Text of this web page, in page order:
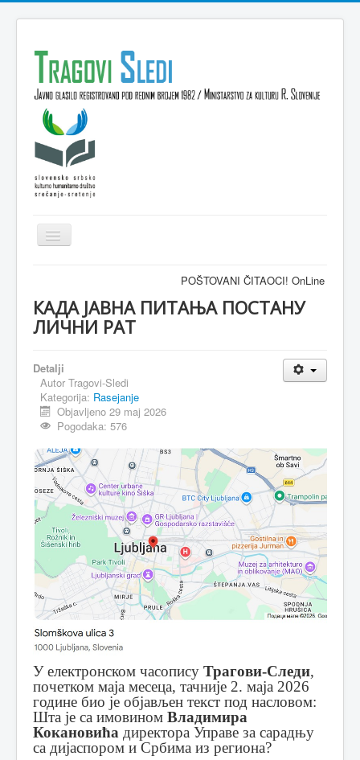
Isključi
navigaciju
VESTI
KULTURA
MAGAZIN
FELJTON
PISMA ČITALACA
IMPRESUM
POŠTOVANI ČITAOCI! OnLine
КАДА ЈАВНА ПИТАЊА ПОСТАНУ
ЛИЧНИ РАТ
Detalji
Autor Tragovi-Sledi
Kategorija: Rasejanje
Objavljeno 29 maj 2026
Pogodaka: 576
У електронском часопису Трагови-Следи,
почетком маја месеца, тачније 2. маја 2026
године био је објављен текст под насловом:
Шта је са имовином Владимира
Кокановића директора Управе за сарадњу
са дијаспором и Србима из региона?